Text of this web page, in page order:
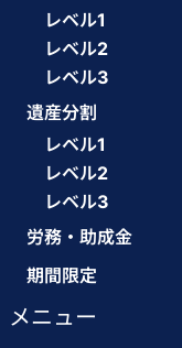
レベル1
レベル2
レベル3
遺産分割
レベル1
レベル2
レベル3
労務・助成金
期間限定
メニュー